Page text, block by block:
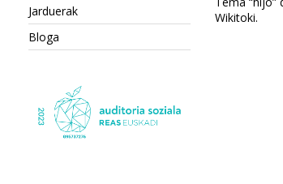
Jarduerak
Bloga
Wikitoki.